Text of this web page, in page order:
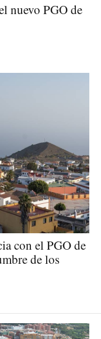
nuevo PGO de
con el PGO de
de los